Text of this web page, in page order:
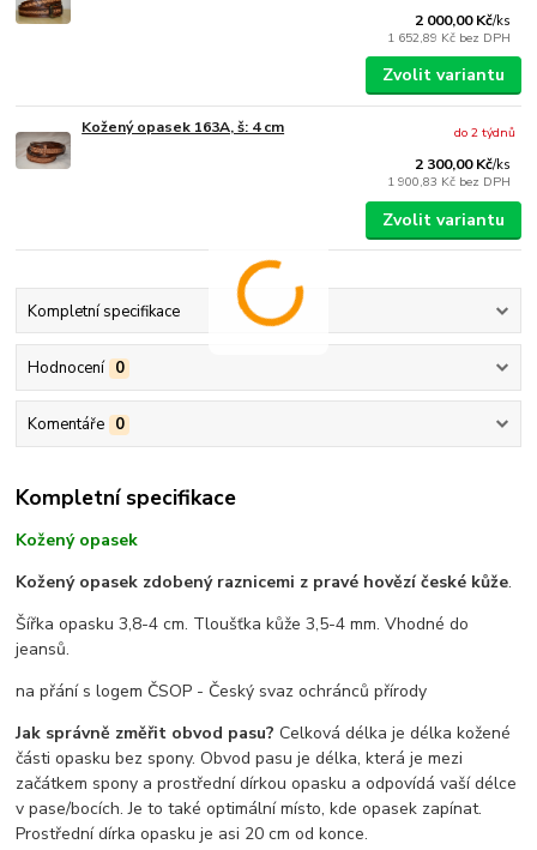
2 000,00 Kč/ks
1 652,89 Kč bez DPH
Zvolit variantu
Kožený opasek 163A, š: 4 cm
2 300,00 Kč/ks
1 900,83 Kč bez DPH
do 2 týdnů
Zvolit variantu
Kompletní specifikace
Hodnocení 0
Komentáře 0
Kompletní specifikace
Kožený opasek
Kožený opasek zdobený raznicemi z pravé hovězí české kůže.
Šířka opasku 3,8-4 cm. Tloušťka kůže 3,5-4 mm. Vhodné do
jeansů.
na přání s logem ČSOP - Český svaz ochránců přírody
Jak správně změřit obvod pasu?Celková délka je délka kožené
části opasku bez spony. Obvod pasu je délka, která je mezi
začátkem spony a prostřední dírkou opasku a odpovídá vaší délce
v pase/bocích. Je to také optimální místo, kde opasek zapínat.
Prostřední dírka opasku je asi 20 cm od konce.